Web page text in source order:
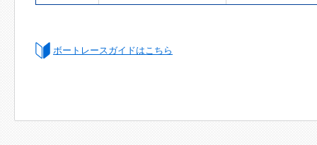
ボートレースガイドはこちら